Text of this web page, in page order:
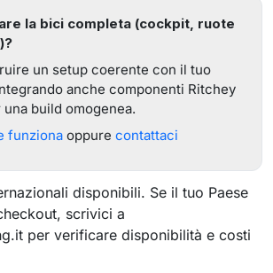
la bici completa (cockpit, ruote
un setup coerente con il tuo
anche componenti Ritchey
build omogenea.
funziona oppure contattaci
disponibili. Se il tuo Paese
scrivici a
per verificare disponibilità e costi